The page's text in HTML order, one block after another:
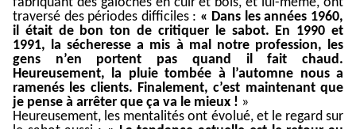
traversé des périodes difficiles : « Dans les années 1960,
il était de bon ton de critiquer le sabot. En 1990 et
1991, la sécheresse a mis à mal notre profession, les
gens n’en portent pas quand il fait chaud.
Heureusement, la pluie tombée à l’automne nous a
ramenés les clients. Finalement, c’est maintenant que
je pense à arrêter que ça va le mieux ! »
Heureusement, les mentalités ont évolué, et le regard sur